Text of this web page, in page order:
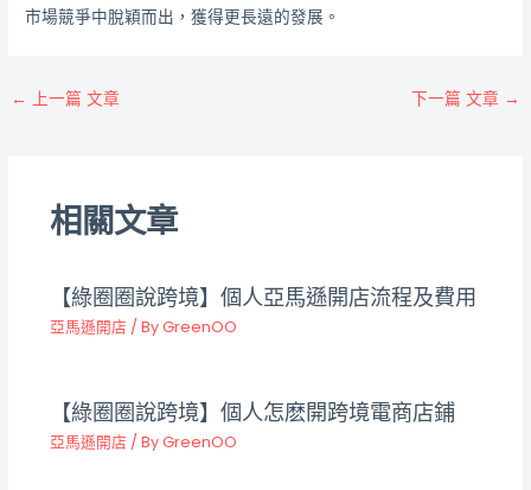
市場競爭中脫穎而出，獲得更長遠的發展。
← 上一篇 文章 下一篇 文章 →
相關文章
【綠圈圈說跨境】個人亞馬遜開店流程及費用
亞馬遜開店 / ByGreenOO
【綠圈圈說跨境】個人怎麽開跨境電商店鋪
亞馬遜開店 / ByGreenOO